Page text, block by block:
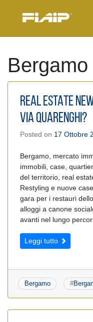
Bergamo
REAL ESTATE
VIA QUARENGHI?
Posted on 17 Ottobre
Bergamo, mercato
immobili, case,
del territorio, real
Restyling e nuove
gara per i restauri
alloggi a canone
avanti nel lungo
Leggi tutto
Bergamo #